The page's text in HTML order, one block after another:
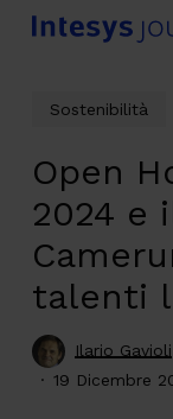
Skip
Sostenibilità
Open
2024 e
talenti
Ilario Gavioli
19 Dicembre